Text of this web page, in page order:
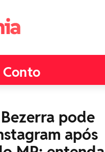
Conto
pode
após